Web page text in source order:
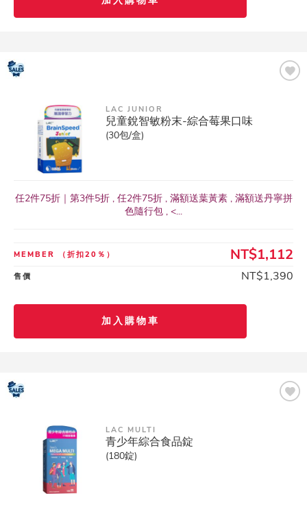
LAC JUNIOR
兒童銳智敏粉末-綜合莓果口味
(30包/盒)
任2件75折｜第3件5折 , 任2件75折 , 滿額送葉黃素 , 滿額送丹寧拼
色隨行包 , <...
MEMBER （折扣20％） NT$1,112
售價 NT$1,390
加入購物車
LAC MULTI
青少年綜合食品錠
(180錠)